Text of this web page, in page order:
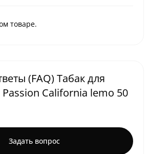
товаре.
(FAQ) Табак для
California lemo 50
Задать вопрос